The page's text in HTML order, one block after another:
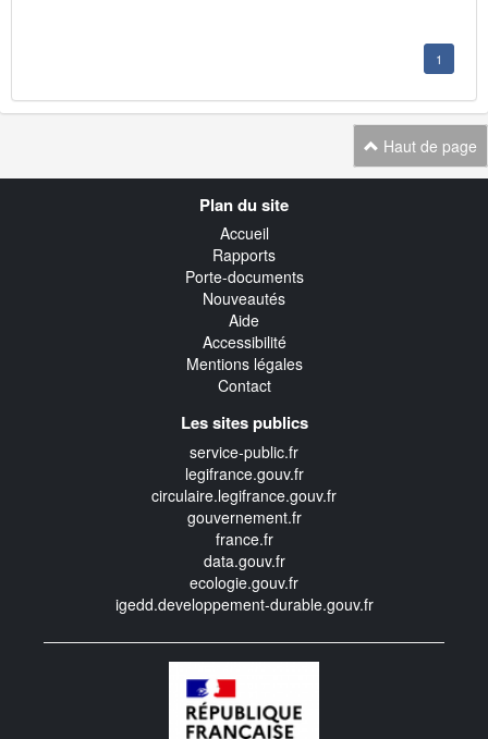
1
Haut de page
Plan du site
Accueil
Rapports
Porte-documents
Nouveautés
Aide
Accessibilité
Mentions légales
Contact
Les sites publics
service-public.fr
legifrance.gouv.fr
circulaire.legifrance.gouv.fr
gouvernement.fr
france.fr
data.gouv.fr
ecologie.gouv.fr
igedd.developpement-durable.gouv.fr